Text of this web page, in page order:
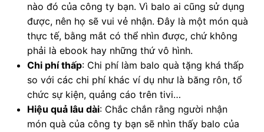
nào đó của công ty bạn. Vì balo ai cũng sử dụng
được, nên họ sẽ vui vẻ nhận. Đây là một món quà
thực tế, bằng mắt có thể nhìn được, chứ không
phải là ebook hay những thứ vô hình.
Chi phí thấp: Chi phí làm balo quà tặng khá thấp
so với các chi phí khác ví dụ như là băng rôn, tổ
chức sự kiện, quảng cáo trên tivi…
Hiệu quả lâu dài: Chắc chắn rằng người nhận
món quà của công ty bạn sẽ nhìn thấy balo của